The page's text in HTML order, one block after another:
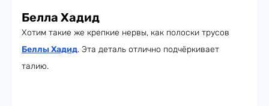
Белла Хадид
Хотим такие же крепкие нервы, как полоски трусов
Беллы Хадид. Эта деталь отлично подчёркивает
талию.